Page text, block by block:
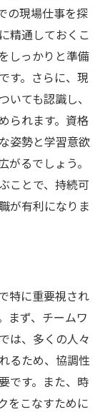
の現場仕事を探
精通しておくこ
しっかりと準備
す。さらに、現
ても認識し、
られます。資格
姿勢と学習意欲
るでしょう。
ことで、持続可
が有利になりま
特に重要視され
まず、チームワ
は、多くの人々
るため、協調性
です。また、時
をこなすために